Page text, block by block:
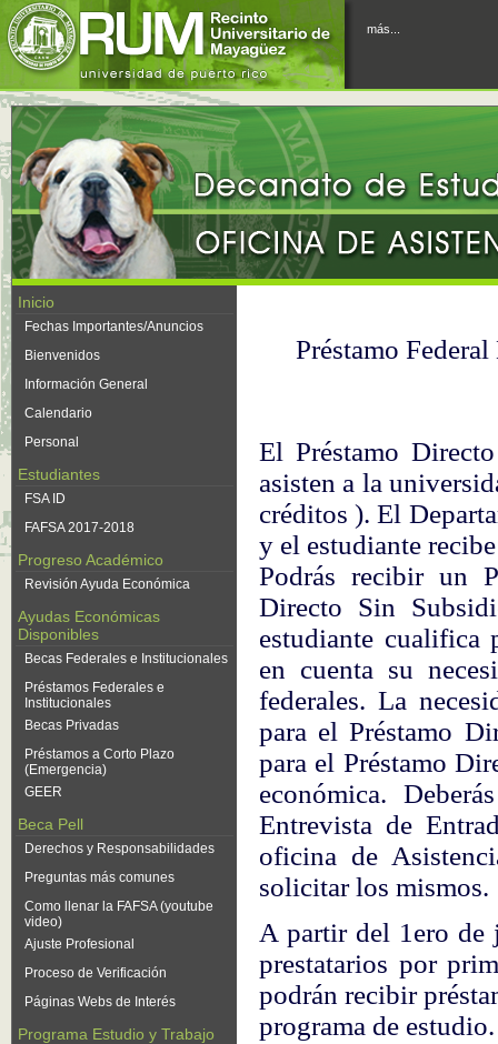
más...
Inicio
Fechas Importantes/Anuncios
Bienvenidos
Información General
Calendario
Personal
Estudiantes
FSA ID
FAFSA 2017-2018
Progreso Académico
Revisión Ayuda Económica
Ayudas Económicas
Disponibles
Becas Federales e Institucionales
Préstamos Federales e
Institucionales
Becas Privadas
Préstamos a Corto Plazo
(Emergencia)
GEER
Beca Pell
Derechos y Responsabilidades
Preguntas más comunes
Como llenar la FAFSA (youtube
video)
Ajuste Profesional
Proceso de Verificación
Páginas Webs de Interés
Programa Estudio y Trabajo
Préstamo
El Préstamo
asisten a la
créditos ). El
y el estudiante
Podrás recibir un
Directo Sin
estudiante cualifica
en cuenta su
federales. La
para el Préstamo
para el Préstamo
económica.
Entrevista de
oficina de
solicitar los mismos.
A partir del 1ero de
prestatarios por
podrán recibir
programa de